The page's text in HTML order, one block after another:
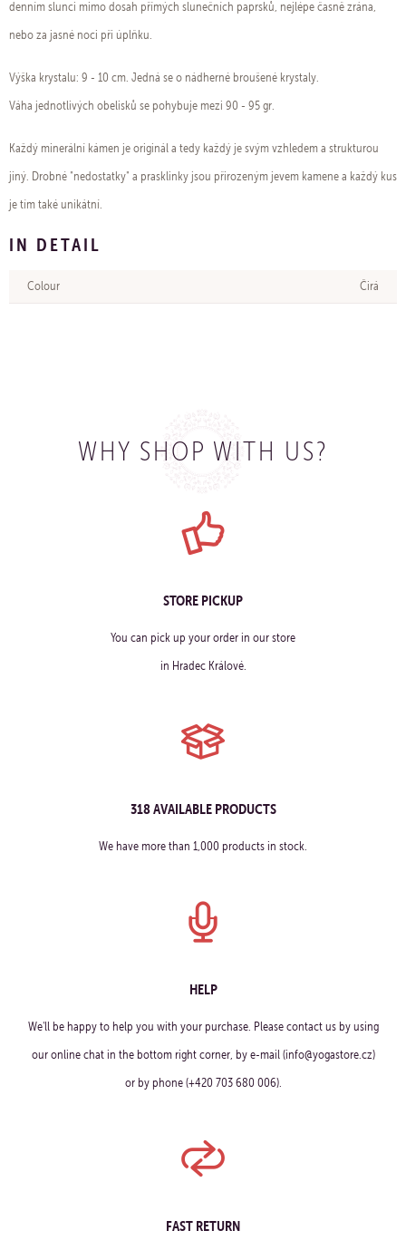
denním slunci mimo dosah přímých slunečních paprsků, nejlépe časně zrána,
nebo za jasné noci při úplňku.
Výška krystalu: 9 - 10 cm. Jedná se o nádherné broušené krystaly.
Váha jednotlivých obelisků se pohybuje mezi 90 - 95 gr.
Každý minerální kámen je originál a tedy každý je svým vzhledem a strukturou
jiný. Drobné "nedostatky" a prasklinky jsou přirozeným jevem kamene a každý kus
je tím také unikátní.
IN DETAIL
Colour Čirá
WHY SHOP WITH US?
STORE PICKUP
You can pick up your order in our store
in Hradec Králové.
318 AVAILABLE PRODUCTS
We have more than 1,000 products in stock.
HELP
We'll be happy to help you with your purchase. Please contact us by using
our online chat in the bottom right corner, by e-mail (info@yogastore.cz)
or by phone (+420 703 680 006).
FAST RETURN